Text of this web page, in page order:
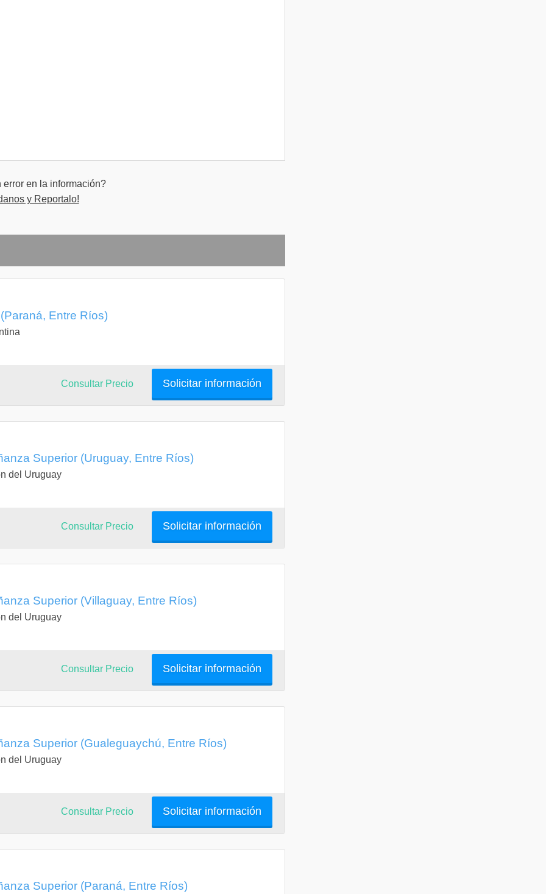
y contextos
la educación inicial
error en la información?
y Reportalo!
Entre Ríos)
Solicitar información
Consultar Precio
Superior (Uruguay, Entre Ríos)
del Uruguay
Solicitar información
Consultar Precio
Superior (Villaguay, Entre Ríos)
del Uruguay
Solicitar información
Consultar Precio
Superior (Gualeguaychú, Entre Ríos)
del Uruguay
Solicitar información
Consultar Precio
Superior (Paraná, Entre Ríos)